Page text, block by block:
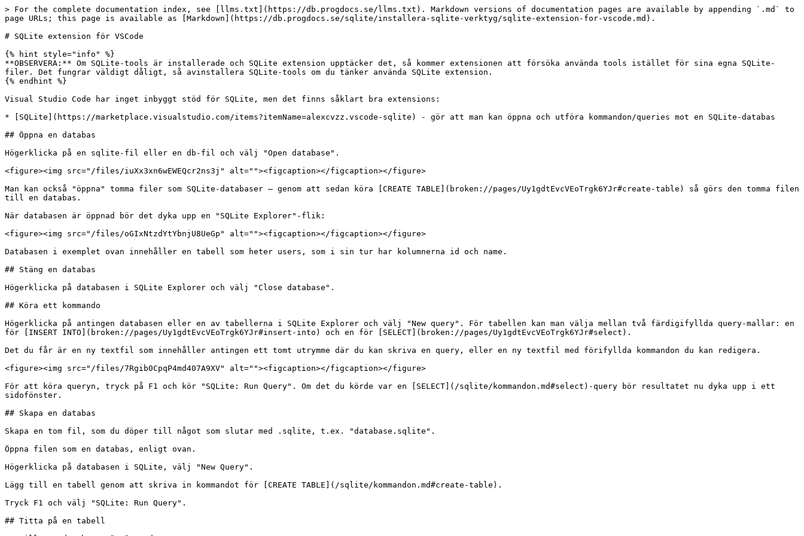
> For the complete documentation index, see [llms.txt](https://db.progdocs.se/llms.txt). Markdown versions of documentation pages are available by appending `.md` to
page URLs; this page is available as [Markdown](https://db.progdocs.se/sqlite/installera-sqlite-verktyg/sqlite-extension-for-vscode.md).
# SQLite extension för VSCode
{% hint style="info" %}
**OBSERVERA:** Om SQLite-tools är installerade och SQLite extension upptäcker det, så kommer extensionen att försöka använda tools istället för sina egna SQLite-
filer. Det fungrar väldigt dåligt, så avinstallera SQLite-tools om du tänker använda SQLite extension.
{% endhint %}
Visual Studio Code har inget inbyggt stöd för SQLite, men det finns såklart bra extensions:
* [SQLite](https://marketplace.visualstudio.com/items?itemName=alexcvzz.vscode-sqlite) - gör att man kan öppna och utföra kommandon/queries mot en SQLite-databas
## Öppna en databas
Högerklicka på en sqlite-fil eller en db-fil och välj "Open database".
<figure><img src="/files/iuXx3xn6wEWEQcr2ns3j" alt=""><figcaption></figcaption></figure>
Man kan också "öppna" tomma filer som SQLite-databaser – genom att sedan köra [CREATE TABLE](broken://pages/Uy1gdtEvcVEoTrgk6YJr#create-table) så görs den tomma filen
till en databas.
När databasen är öppnad bör det dyka upp en "SQLite Explorer"-flik:
<figure><img src="/files/oGIxNtzdYtYbnjU8UeGp" alt=""><figcaption></figcaption></figure>
Databasen i exemplet ovan innehåller en tabell som heter users, som i sin tur har kolumnerna id och name.
## Stäng en databas
Högerklicka på databasen i SQLite Explorer och välj "Close database".
## Köra ett kommando
Högerklicka på antingen databasen eller en av tabellerna i SQLite Explorer och välj "New query". För tabellen kan man välja mellan två färdigifyllda query-mallar: en
för [INSERT INTO](broken://pages/Uy1gdtEvcVEoTrgk6YJr#insert-into) och en för [SELECT](broken://pages/Uy1gdtEvcVEoTrgk6YJr#select).
Det du får är en ny textfil som innehåller antingen ett tomt utrymme där du kan skriva en query, eller en ny textfil med förifyllda kommandon du kan redigera.
<figure><img src="/files/7Rgib0CpqP4md407A9XV" alt=""><figcaption></figcaption></figure>
För att köra queryn, tryck på F1 och kör "SQLite: Run Query". Om det du körde var en [SELECT](/sqlite/kommandon.md#select)-query bör resultatet nu dyka upp i ett
sidofönster.
## Skapa en databas
Skapa en tom fil, som du döper till något som slutar med .sqlite, t.ex. "database.sqlite".
Öppna filen som en databas, enligt ovan.
Högerklicka på databasen i SQLite, välj "New Query".
Lägg till en tabell genom att skriva in kommandot för [CREATE TABLE](/sqlite/kommandon.md#create-table).
Tryck F1 och välj "SQLite: Run Query".
## Titta på en tabell